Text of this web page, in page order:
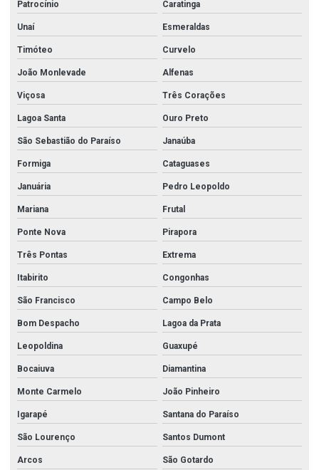
Mangueira incêndio
Mangueira incêndio 1 1 2
Mangueira incêndio 2 1 2
Mangueira incêndio tipo 1
Niple galvanizado 2
Niple galvanizado 2 1 2
Niple galvanizado 2 polegada
Niple galvanizado 3
Peças para corrimão de inox
Perfil de acabamento em aço inoxidável
Perfil em aço inox
Perfil de aço inoxidável
Perfil c inox
Perfil i aço inox
Perfil i aço inox preço
Perfil de inox
Patrocínio Caratinga
Unaí Esmeraldas
Timóteo Curvelo
João Monlevade Alfenas
Viçosa Três Corações
Lagoa Santa Ouro Preto
São Sebastião do Paraíso Janaúba
Formiga Cataguases
Januária Pedro Leopoldo
Mariana Frutal
Ponte Nova Pirapora
Três Pontas Extrema
Itabirito Congonhas
São Francisco Campo Belo
Bom Despacho Lagoa da Prata
Leopoldina Guaxupé
Bocaiuva Diamantina
Monte Carmelo João Pinheiro
Igarapé Santana do Paraíso
São Lourenço Santos Dumont
Arcos São Gotardo